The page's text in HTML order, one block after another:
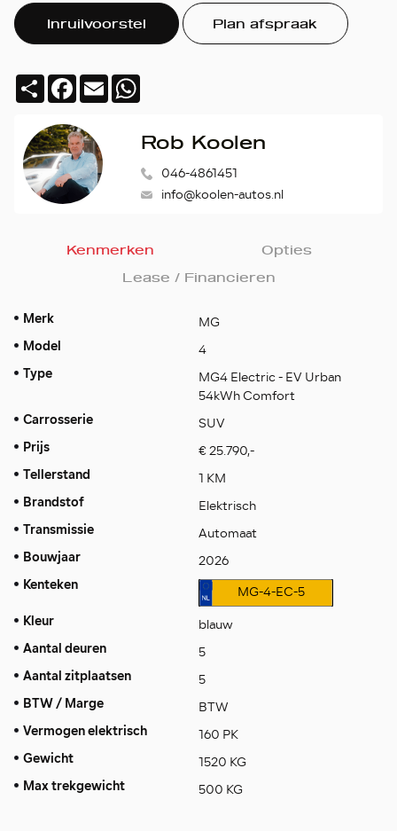
Inruilvoorstel Plan afspraak
DeelFacebook
Email
Rob Koolen
046-4861451
info@koolen-autos.nl
Kenmerken
Opties
Lease / Financieren
Merk MG
Model 4
Type
MG4 Electric - EV Urban
54kWh Comfort
Carrosserie SUV
Prijs € 25.790,-
Tellerstand 1 KM
Brandstof Elektrisch
Transmissie Automaat
Bouwjaar 2026
Kenteken MG-4-EC-5
Kleur blauw
Aantal deuren 5
Aantal zitplaatsen 5
BTW / Marge BTW
Vermogen elektrisch 160 PK
Gewicht 1520 KG
Max trekgewicht 500 KG